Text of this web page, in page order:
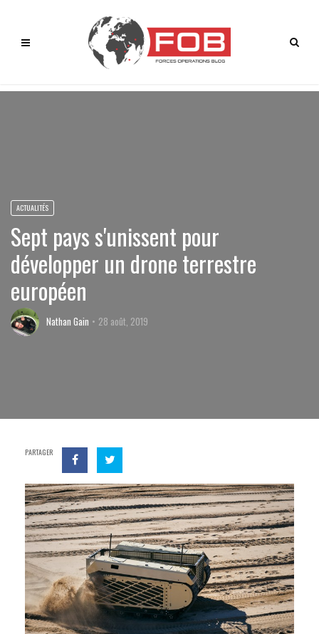
ACTUALITÉS
Sept pays s'unissent pour
développer un drone terrestre
européen
Nathan Gain 28 août, 2019
PARTAGER